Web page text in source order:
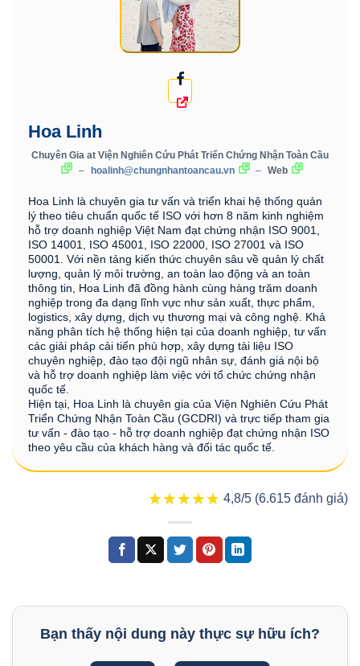
Hoa Linh
Chuyên Gia at Viện Nghiên Cứu Phát Triển Chứng Nhận Toàn Cầu
–
hoalinh@chungnhantoancau.vn – Web
Hoa Linh là chuyên gia tư vấn và triển khai hệ thống quản
lý theo tiêu chuẩn quốc tế ISO với hơn 8 năm kinh nghiệm
hỗ trợ doanh nghiệp Việt Nam đạt chứng nhận ISO 9001,
ISO 14001, ISO 45001, ISO 22000, ISO 27001 và ISO
50001. Với nền tảng kiến thức chuyên sâu về quản lý chất
lượng, quản lý môi trường, an toàn lao động và an toàn
thông tin, Hoa Linh đã đồng hành cùng hàng trăm doanh
nghiệp trong đa dạng lĩnh vực như sản xuất, thực phẩm,
logistics, xây dựng, dịch vụ thương mại và công nghệ. Khả
năng phân tích hệ thống hiện tại của doanh nghiệp, tư vấn
các giải pháp cải tiến phù hợp, xây dựng tài liệu ISO
chuyên nghiệp, đào tạo đội ngũ nhân sự, đánh giá nội bộ
và hỗ trợ doanh nghiệp làm việc với tổ chức chứng nhận
quốc tế.
Hiện tại, Hoa Linh là chuyên gia của Viện Nghiên Cứu Phát
Triển Chứng Nhận Toàn Cầu (GCDRI) và trực tiếp tham gia
tư vấn - đào tạo - hỗ trợ doanh nghiệp đạt chứng nhận ISO
theo yêu cầu của khách hàng và đối tác quốc tế.
★★★★★
★★★★★ 4,8/5 (6.615 đánh giá)
Bạn thấy nội dung này thực sự hữu ích?